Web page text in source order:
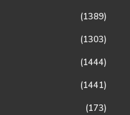
(1389)
(1303)
(1444)
(1441)
(173)